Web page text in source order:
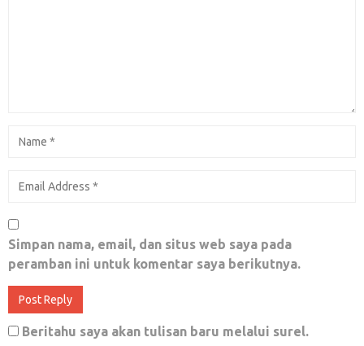
Soal Penggrebekan Narkoba di Pondok Gede
yang Berujung Penahanan Anggota FPI; Ini
Press Release FPI
Simpan nama, email, dan situs web saya pada
peramban ini untuk komentar saya berikutnya.
Beritahu saya akan tulisan baru melalui surel.